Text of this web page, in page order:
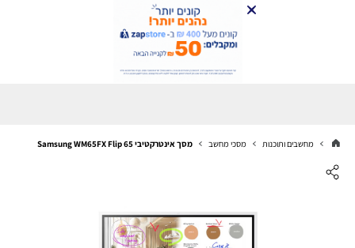
מחשבים ותוכנות מסכי מחשב מסך אינטרקטיבי Samsung WM65FX Flip 65